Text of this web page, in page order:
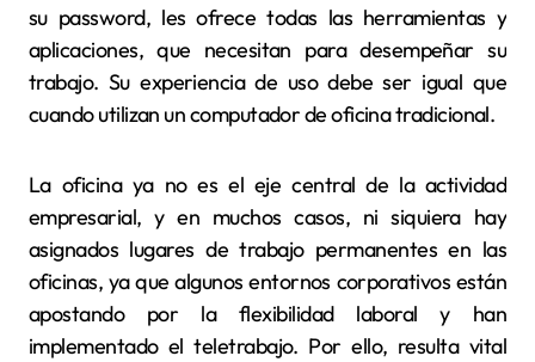
su password, les ofrece todas las herramientas y
aplicaciones, que necesitan para desempeñar su
trabajo. Su experiencia de uso debe ser igual que
cuando utilizan un computador de oficina tradicional.
La oficina ya no es el eje central de la actividad
empresarial, y en muchos casos, ni siquiera hay
asignados lugares de trabajo permanentes en las
oficinas, ya que algunos entornos corporativos están
apostando por la flexibilidad laboral y han
implementado el teletrabajo. Por ello, resulta vital